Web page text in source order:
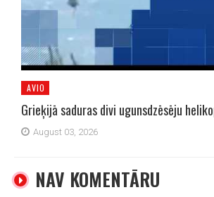
AVIO
Grieķijā saduras divi ugunsdzēsēju
August 03, 2026
NAV KOMENTĀRU